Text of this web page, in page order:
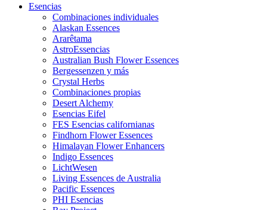
Esencias
Combinaciones individuales
Alaskan Essences
Ararêtama
AstroEssencias
Australian Bush Flower Essences
Bergessenzen y más
Crystal Herbs
Combinaciones propias
Desert Alchemy
Esencias Eifel
FES Esencias californianas
Findhorn Flower Essences
Himalayan Flower Enhancers
Indigo Essences
LichtWesen
Living Essences de Australia
Pacific Essences
PHI Esencias